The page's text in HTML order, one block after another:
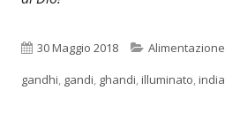
Pubblicato
30 Maggio 2018 Categorie
Alimentazione
gandhi, gandi, ghandi,illuminato,india